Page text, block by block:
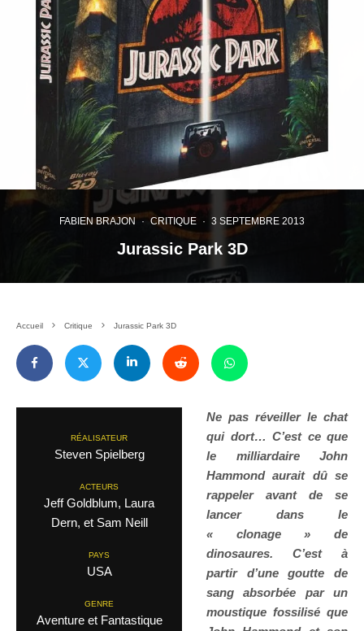
FABIEN BRAJON · CRITIQUE · 3 SEPTEMBRE 2013
Jurassic Park 3D
Accueil Critique Jurassic Park 3D
RÉALISATEUR
Steven Spielberg
ACTEURS
Jeff Goldblum, Laura
Dern, et Sam Neill
PAYS
USA
GENRE
Aventure et Fantastique
Ne pas réveiller le chat
qui dort… C’est ce que
le milliardaire John
Hammond aurait dû se
rappeler avant de se
lancer dans le
« clonage » de
dinosaures. C’est à
partir d’une goutte de
sang absorbée par un
moustique fossilisé que